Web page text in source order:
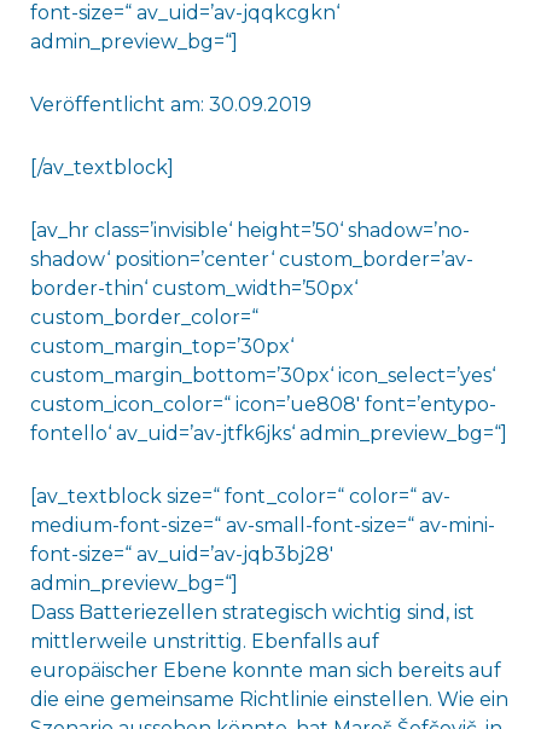
font-size=“ av_uid=’av-jqqkcgkn‘
admin_preview_bg=“]
Veröffentlicht am: 30.09.2019
[/av_textblock]
[av_hr class=’invisible‘ height=’50‘ shadow=’no-
shadow‘ position=’center‘ custom_border=’av-
border-thin‘ custom_width=’50px‘
custom_border_color=“
custom_margin_top=’30px‘
custom_margin_bottom=’30px‘ icon_select=’yes‘
custom_icon_color=“ icon=’ue808′ font=’entypo-
fontello‘ av_uid=’av-jtfk6jks‘ admin_preview_bg=“]
[av_textblock size=“ font_color=“ color=“ av-
medium-font-size=“ av-small-font-size=“ av-mini-
font-size=“ av_uid=’av-jqb3bj28′
admin_preview_bg=“]
Dass Batteriezellen strategisch wichtig sind, ist
mittlerweile unstrittig. Ebenfalls auf
europäischer Ebene konnte man sich bereits auf
die eine gemeinsame Richtlinie einstellen. Wie ein